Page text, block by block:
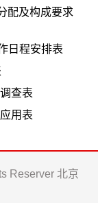
配及构成要求
日程安排表
查表
用表
Reserver 北京